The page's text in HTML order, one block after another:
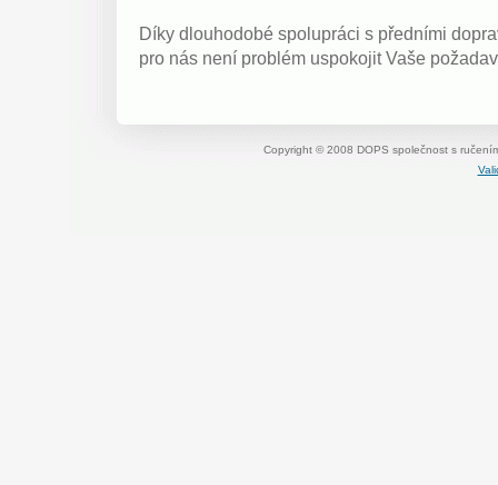
Díky dlouhodobé spolupráci s předními
pro nás není problém uspokojit Vaše
Copyright © 2008 DOPS společnost s